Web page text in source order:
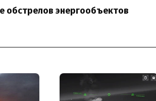
обстрелов энергообъектов